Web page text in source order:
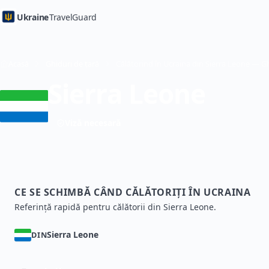
UkraineTravelGuard
CE SE SCHIMBĂ CÂND CĂLĂTORIȚI ÎN UCRAINA
Referință rapidă pentru călătorii din Sierra Leone.
DINSierra Leone